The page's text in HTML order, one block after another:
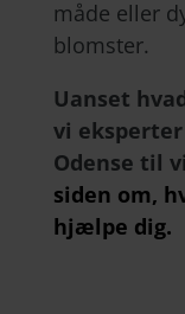
måde eller
blomster.
Uanset
vi
Odense til
siden om,
hjælpe dig.